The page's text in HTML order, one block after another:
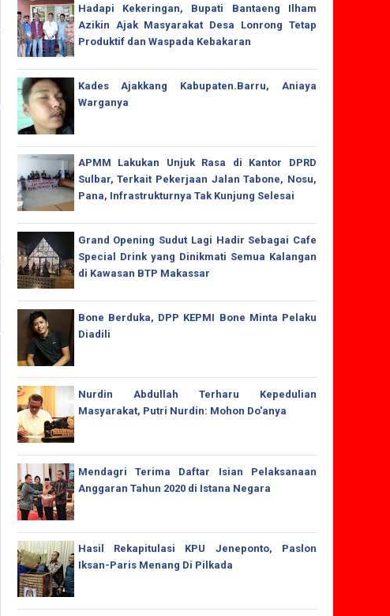
Hadapi Kekeringan, Bupati Bantaeng Ilham
Azikin Ajak Masyarakat Desa Lonrong Tetap
Produktif dan Waspada Kebakaran
Kades Ajakkang Kabupaten.Barru, Aniaya
Warganya
APMM Lakukan Unjuk Rasa di Kantor DPRD
Sulbar, Terkait Pekerjaan Jalan Tabone, Nosu,
Pana, Infrastrukturnya Tak Kunjung Selesai
Grand Opening Sudut Lagi Hadir Sebagai Cafe
Special Drink yang Dinikmati Semua Kalangan
di Kawasan BTP Makassar
Bone Berduka, DPP KEPMI Bone Minta Pelaku
Diadili
Nurdin Abdullah Terharu Kepedulian
Masyarakat, Putri Nurdin: Mohon Do'anya
Mendagri Terima Daftar Isian Pelaksanaan
Anggaran Tahun 2020 di Istana Negara
Hasil Rekapitulasi KPU Jeneponto, Paslon
Iksan-Paris Menang Di Pilkada